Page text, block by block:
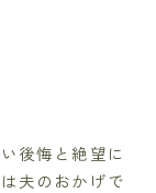
後悔と絶望に
夫のおかげで